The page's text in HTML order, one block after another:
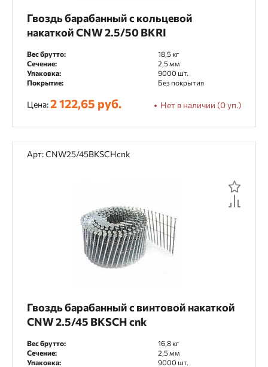
Гвоздь барабанный с кольцевой
накаткой CNW 2.5/50 BKRI
Вес брутто:
18,5 кг
Сечение:
2,5 мм
Упаковка:
9000 шт.
Покрытие:
Без покрытия
Цена:2 122,65 руб. Нет в наличии (0 уп.)
Арт: CNW25/45BKSCHcnk
Гвоздь барабанный с винтовой накаткой
CNW 2.5/45 BKSCH cnk
Вес брутто:
16,8 кг
Сечение:
2,5 мм
Упаковка:
9000 шт.